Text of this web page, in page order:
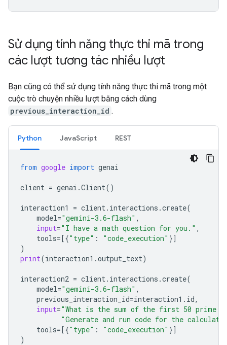
Sử dụng tính năng thực thi mã trong
các lượt tương tác nhiều lượt
Bạn cũng có thể sử dụng tính năng thực thi mã trong một
cuộc trò chuyện nhiều lượt bằng cách dùng
previous_interaction_id .
Python JavaScript REST
from google import genai
client = genai .Client()
interaction1 = client. interactions .create(
model="gemini-3.6-flash" ,
input="I have a math question for you." ,
tools=[{"type" : "code_execution" }]
)
print(interaction1 .output_text)
interaction2 = client. interactions .create(
model="gemini-3.6-flash" ,
previous_interaction_id=interaction1 . id,
input="What is the sum of the first 50 prime
"Generate and run code for the
tools=[{"type" : "code_execution" }]
)